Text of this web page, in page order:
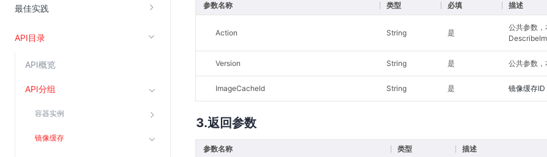
最佳实践
API目录
API概览
API分组
容器实例
镜像缓存
金山云云防火墙
云堡垒机
高防IP(KAD)
参数名称 类型 必填 描述
Action String 是
公共参数
Version String 是 公共参数
ImageCacheId String 是 镜像缓存ID
返回参数
参数名称 类型 描述